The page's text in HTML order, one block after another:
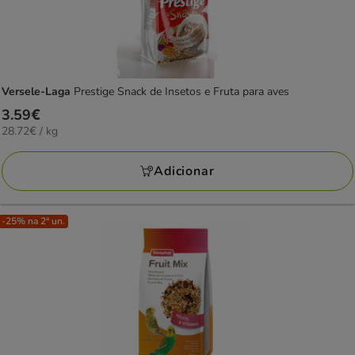
Versele-Laga Prestige Snack de Insetos e Fruta para aves
Preço
3.59€
3.59€
28.72€
KG
28.72€ / kg
Adicionar
-25% na 2ª un.